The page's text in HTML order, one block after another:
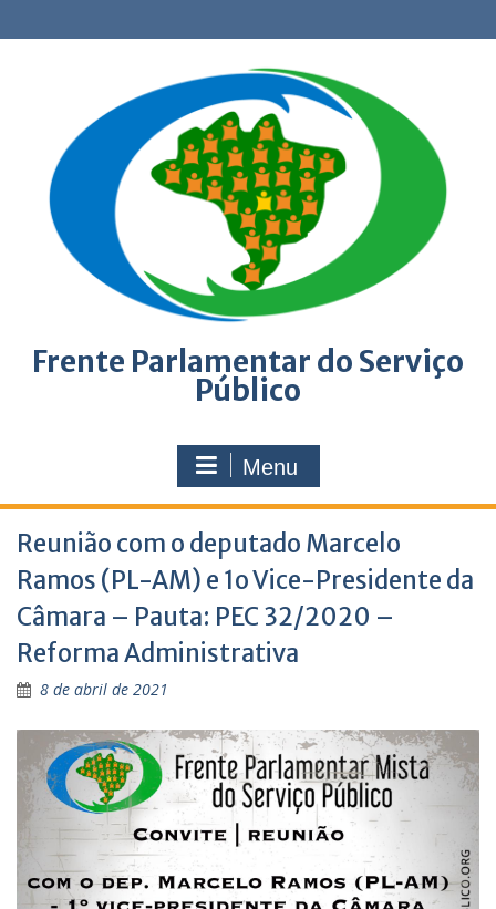
to
Frente Parlamentar do Serviço
Público
Menu
Reunião com o deputado Marcelo
Ramos (PL-AM) e 1o Vice-Presidente da
Câmara – Pauta: PEC 32/2020 –
Reforma Administrativa
8 de abril de 2021